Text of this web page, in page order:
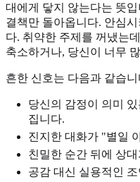
대에게 닿지 않는다는 뜻
결책만 돌아옵니다. 안심
다. 취약한 주제를 꺼냈는
축소하거나, 당신이 너무
흔한 신호는 다음과 같습니
당신의 감정이 의미
집니다.
진지한 대화가 "별일
친밀한 순간 뒤에 상
공감 대신 실용적인